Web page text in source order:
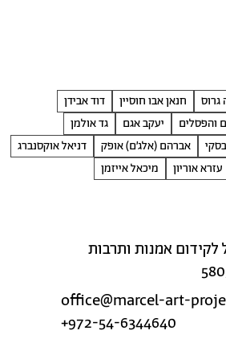
גרוס חנאן אבו חוסיין
דוד אבידן
והפסלים יעקב אגם
גד אולמן
אברהם (אלג׳ם) אופק
דניאל אוקסנברג
עזרא אוריון מיכאל אייזמן
אמנות ותרבות
office@marcel-art-
+972-54-6344640